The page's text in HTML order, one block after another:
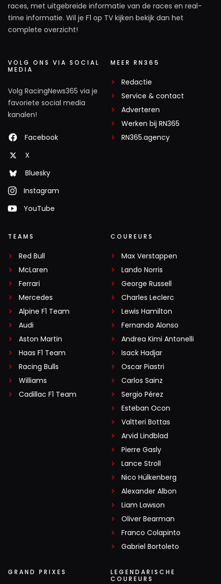
races, met uitgebreide informatie van de races en real-
time informatie. Wil je F1 op TV kijken bekijk dan het
complete overzicht!
VOLG ONS VIA SOCIAL
MEDIA
Volg RacingNews365 via je
favoriete social media
kanalen!
Facebook
X
Bluesky
Instagram
YouTube
MEER RN365
Redactie
Service & contact
Adverteren
Werken bij RN365
RN365.agency
TEAMS
Red Bull
McLaren
Ferrari
Mercedes
Alpine F1 Team
Audi
Aston Martin
Haas F1 Team
Racing Bulls
Williams
Cadillac F1 Team
COUREURS
Max Verstappen
Lando Norris
George Russell
Charles Leclerc
Lewis Hamilton
Fernando Alonso
Andrea Kimi Antonelli
Isack Hadjar
Oscar Piastri
Carlos Sainz
Sergio Pérez
Esteban Ocon
Valtteri Bottas
Arvid Lindblad
Pierre Gasly
Lance Stroll
Nico Hülkenberg
Alexander Albon
Liam Lawson
Oliver Bearman
Franco Colapinto
Gabriel Bortoleto
GRAND PRIXES
LEGENDARISCHE
COUREURS